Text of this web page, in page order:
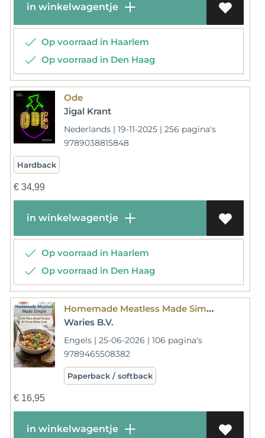
in winkelwagentje
Op voorraad in Haarlem
Op voorraad in Den Haag
Ode
Jigal Krant
Nederlands | 19-11-2025 | 256 pagina's
9789038815848
Hardback
€34,99
in winkelwagentje
Op voorraad in Haarlem
Op voorraad in Den Haag
Homemade Meatless Made Simple
Waries B.V.
Engels | 25-06-2026 | 106 pagina's
9789465508382
Paperback / softback
€16,95
in winkelwagentje